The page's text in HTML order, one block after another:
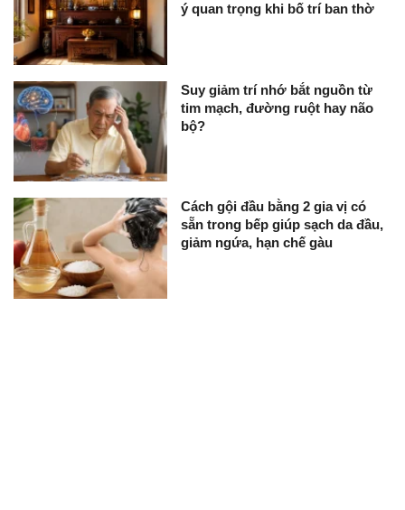
ý quan trọng khi bố trí ban thờ
Suy giảm trí nhớ bắt nguồn từ
tim mạch, đường ruột hay não
bộ?
Cách gội đầu bằng 2 gia vị có
sẵn trong bếp giúp sạch da đầu,
giảm ngứa, hạn chế gàu